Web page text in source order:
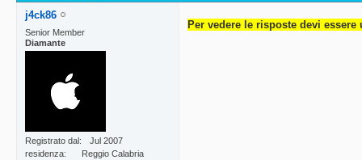
j4ck86
Senior Member
Diamante
Registrato dal
Jul 2007
residenza
Reggio Calabria
Per vedere le risposte devi